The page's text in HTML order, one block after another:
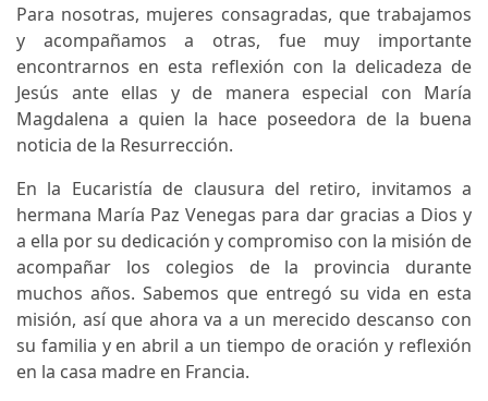
Para nosotras, mujeres consagradas, que trabajamos
y acompañamos a otras, fue muy importante
encontrarnos en esta reflexión con la delicadeza de
Jesús ante ellas y de manera especial con María
Magdalena a quien la hace poseedora de la buena
noticia de la Resurrección.
En la Eucaristía de clausura del retiro, invitamos a
hermana María Paz Venegas para dar gracias a Dios y
a ella por su dedicación y compromiso con la misión de
acompañar los colegios de la provincia durante
muchos años. Sabemos que entregó su vida en esta
misión, así que ahora va a un merecido descanso con
su familia y en abril a un tiempo de oración y reflexión
en la casa madre en Francia.